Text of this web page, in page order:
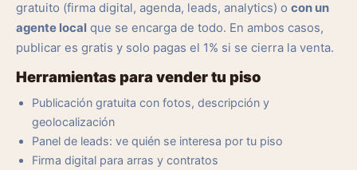
gratuito (firma digital, agenda, leads, analytics) o con un
agente local que se encarga de todo. En ambos casos,
publicar es gratis y solo pagas el 1% si se cierra la venta.
Herramientas para vender tu piso
Publicación gratuita con fotos, descripción y
geolocalización
Panel de leads: ve quién se interesa por tu piso
Firma digital para arras y contratos